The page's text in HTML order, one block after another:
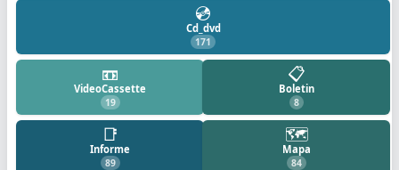
💿
Cd_dvd
171
📼
VideoCassette
19
📋
Boletin
8
📑
Informe
89
🗺️
Mapa
84